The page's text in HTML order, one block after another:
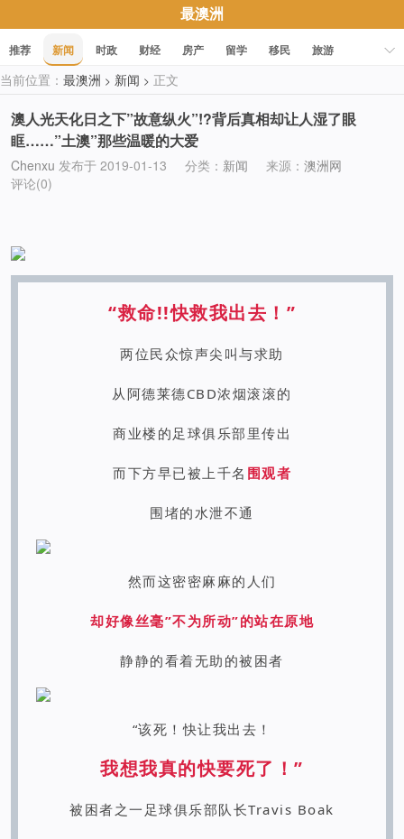
最澳洲
推荐 新闻 时政 财经 房产 留学 移民
旅游
科技
职场 美食 文化
当前位置： 最澳洲 > 新闻 > 正文
澳人光天化日之下”故意纵火”!?背后真相却让人湿了眼
眶……”土澳”那些温暖的大爱
Chenxu 发布于 2019-01-13 分类： 新闻 来源： 澳洲网
评论(0)
“救命!!快救我出去！”
两位民众惊声尖叫与求助
从阿德莱德CBD浓烟滚滚的
商业楼的足球俱乐部里传出
而下方早已被上千名 围观者
围堵的水泄不通
然而这密密麻麻的人们
却好像丝毫”不为所动”的站在原地
静静的看着无助的被困者
“该死！快让我出去！
我想我真的快要死了！”
被困者之一足球俱乐部队长Travis Boak